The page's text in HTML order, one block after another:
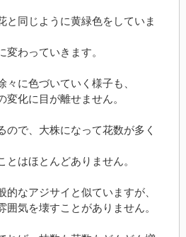
と同じように黄緑色をしていま
変わっていきます。
々に色づいていく様子も、
変化に目が離せません。
ので、大株になって花数が多く
はほとんどありません。
的なアジサイと似ていますが、
囲気を壊すことがありません。